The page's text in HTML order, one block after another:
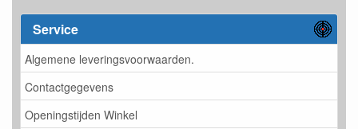
Service
Algemene leveringsvoorwaarden.
Contactgegevens
Openingstijden Winkel